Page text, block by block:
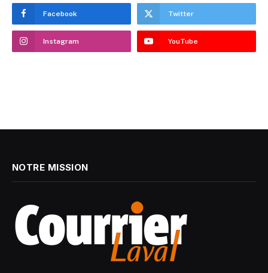
Facebook Twitter
Instagram YouTube
NOTRE MISSION